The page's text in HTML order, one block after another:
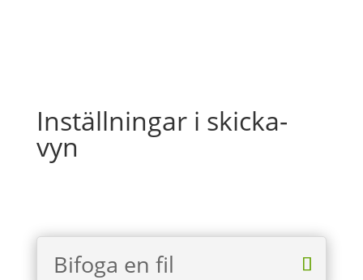
Inställningar i skicka-
vyn
Bifoga en fil